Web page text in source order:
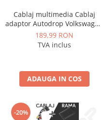
Cablaj multimedia Cablaj
adaptor Autodrop Volkswagen
Universal (2018+) pentru
Navigații multimedia Android
189,99 RON
TVA inclus
ADAUGA IN COS
-20%